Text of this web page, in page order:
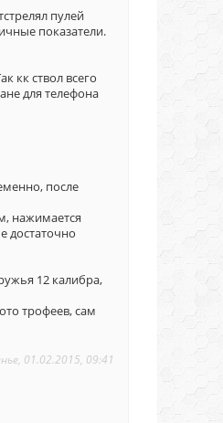
пулей
показатели.
кк ствол всего
для телефона
после
нажимается
достаточно
12 калибра,
трофеев, сам
01.02.2015, 09:41